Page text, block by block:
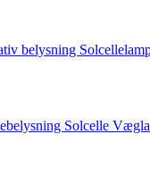
belysning
Solcelle